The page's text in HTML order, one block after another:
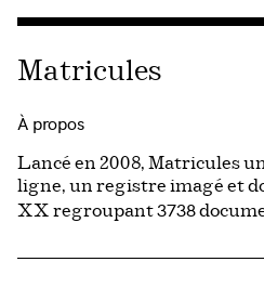
Matricules
À propos
Lancé en 2008, Matricules
ligne, un registre imagé et
XX regroupant3738